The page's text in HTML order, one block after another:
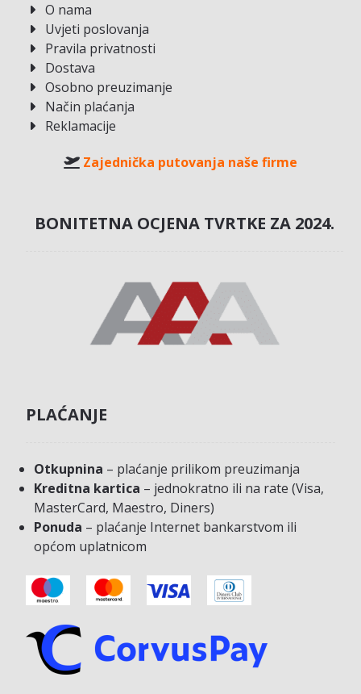
O nama
Uvjeti poslovanja
Pravila privatnosti
Dostava
Osobno preuzimanje
Način plaćanja
Reklamacije
Zajednička putovanja naše firme
BONITETNA OCJENA TVRTKE ZA 2024.
PLAĆANJE
Otkupnina – plaćanje prilikom preuzimanja
Kreditna kartica – jednokratno ili na rate (Visa,
MasterCard, Maestro, Diners)
Ponuda – plaćanje Internet bankarstvom ili
općom uplatnicom